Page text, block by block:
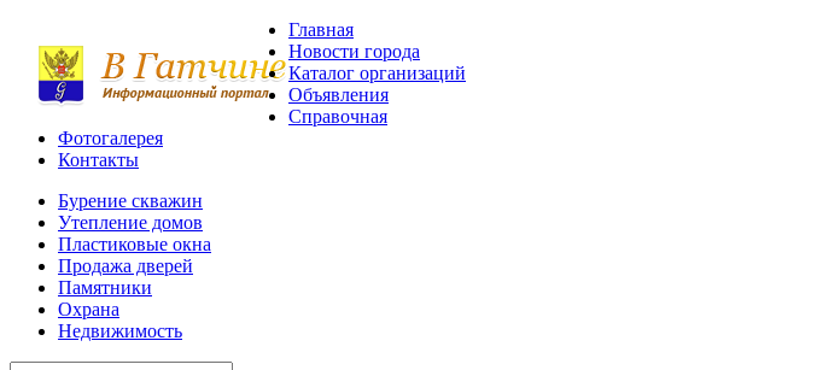
Главная
Новости города
Каталог организаций
Объявления
Справочная
Фотогалерея
Контакты
Бурение скважин
Утепление домов
Пластиковые окна
Продажа дверей
Памятники
Охрана
Недвижимость